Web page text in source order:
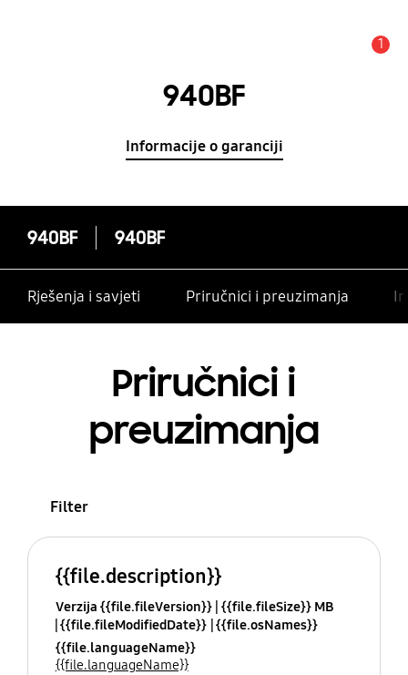
1
940BF
Informacije o garanciji
940BF 940BF
Rješenja i savjeti Priručnici i preuzimanja
Priručnici i
preuzimanja
Filter
{{file.description}}
Verzija {{file.fileVersion}} {{file.fileSize}} MB
{{file.fileModifiedDate}} {{file.osNames}}
{{file.languageName}}
{{file.languageName}}